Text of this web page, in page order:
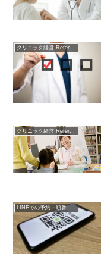
クリニック経営 References
LINEでの予約・順番受付